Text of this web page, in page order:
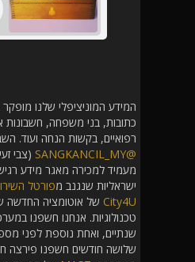
המידע המוניציפלי שלנו מופקר
כתובות, בני משפחה, חשבונות
רפואיים, בקשות הנחה ועוד.
@SANGKANCIL_MY
(צבי
מעמיד למכירה מאגר מידע רגיש
ישראליות שנגנב מפורטל
City4U של אוטומציה החדשה
טכנולוגיות. אנחנו חשפנו
שנתיים, ואחת נוספת לפני
שלושה חודשים חשפנו פירצה